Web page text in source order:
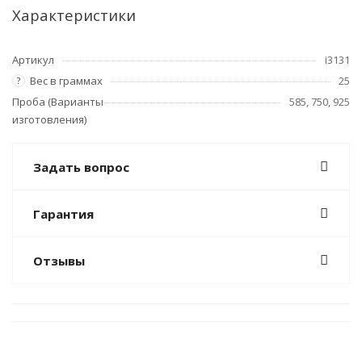
Характеристики
Артикул i3131
? Вес в граммах
25
Проба (Варианты
изготовления)
585, 750, 925
Задать вопрос
Гарантия
Отзывы